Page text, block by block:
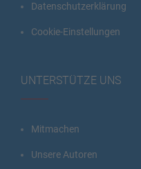
Datenschutzerklärung
Cookie-Einstellungen
UNTERSTÜTZE UNS
Mitmachen
Unsere Autoren